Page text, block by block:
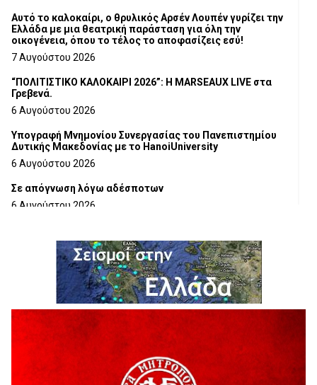
Αυτό το καλοκαίρι, ο θρυλικός Αρσέν Λουπέν γυρίζει την
Ελλάδα με μια θεατρική παράσταση για όλη την
οικογένεια, όπου το τέλος το αποφασίζεις εσύ!
7 Αυγούστου 2026
“ΠΟΛΙΤΙΣΤΙΚΟ ΚΑΛΟΚΑΙΡΙ 2026”: Η MARSEAUX LIVE στα
Γρεβενά.
6 Αυγούστου 2026
Υπογραφή Μνημονίου Συνεργασίας του Πανεπιστημίου
Δυτικής Μακεδονίας με το HanoiUniversity
6 Αυγούστου 2026
Σε απόγνωση λόγω αδέσποτων
6 Αυγούστου 2026
6 Αυγούστου 2026
Ολοκληρώνεται η ασφαλτόστρωση της οδού Περιβόλι –
6 Αυγούστου 2026
H παραδοχή λαθών είναι (και) δύναμη
5 Αυγούστου 2026
Ο ΑΝΔΡΕΑΣ ΑΣΛΑΝΙΔΗΣ ΣΥΝΕΧΙΖΕΙ ΣΤΟΝ ΠΡΩΤΕΑ
ΓΡΕΒΕΝΩΝ